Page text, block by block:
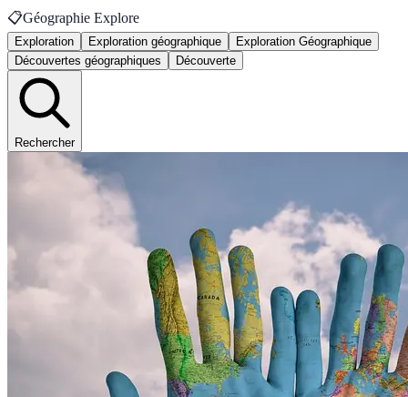
📋Géographie Explore
Exploration Exploration géographique
Exploration Géographique
Découvertes géographiques
Découverte
Rechercher